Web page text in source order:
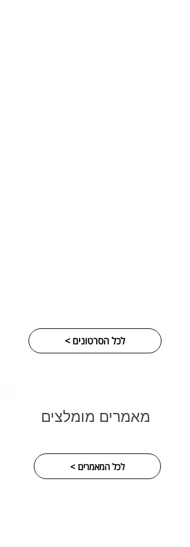
< לכל הסרטונים
מאמרים מומלצים
< לכל המאמרים